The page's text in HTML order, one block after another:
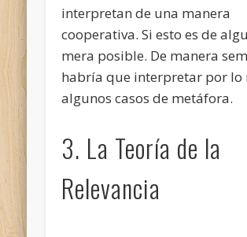
interpretan de una manera
cooperativa. Si esto es de
mera posible. De manera
habría que interpretar por lo
algunos casos de metáfora.
3. La Teoría de la
Relevancia